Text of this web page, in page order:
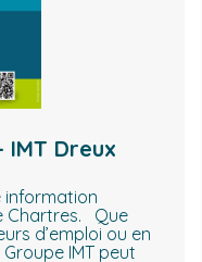
Dreux
information
Chartres. Que
d’emploi ou en
IMT peut